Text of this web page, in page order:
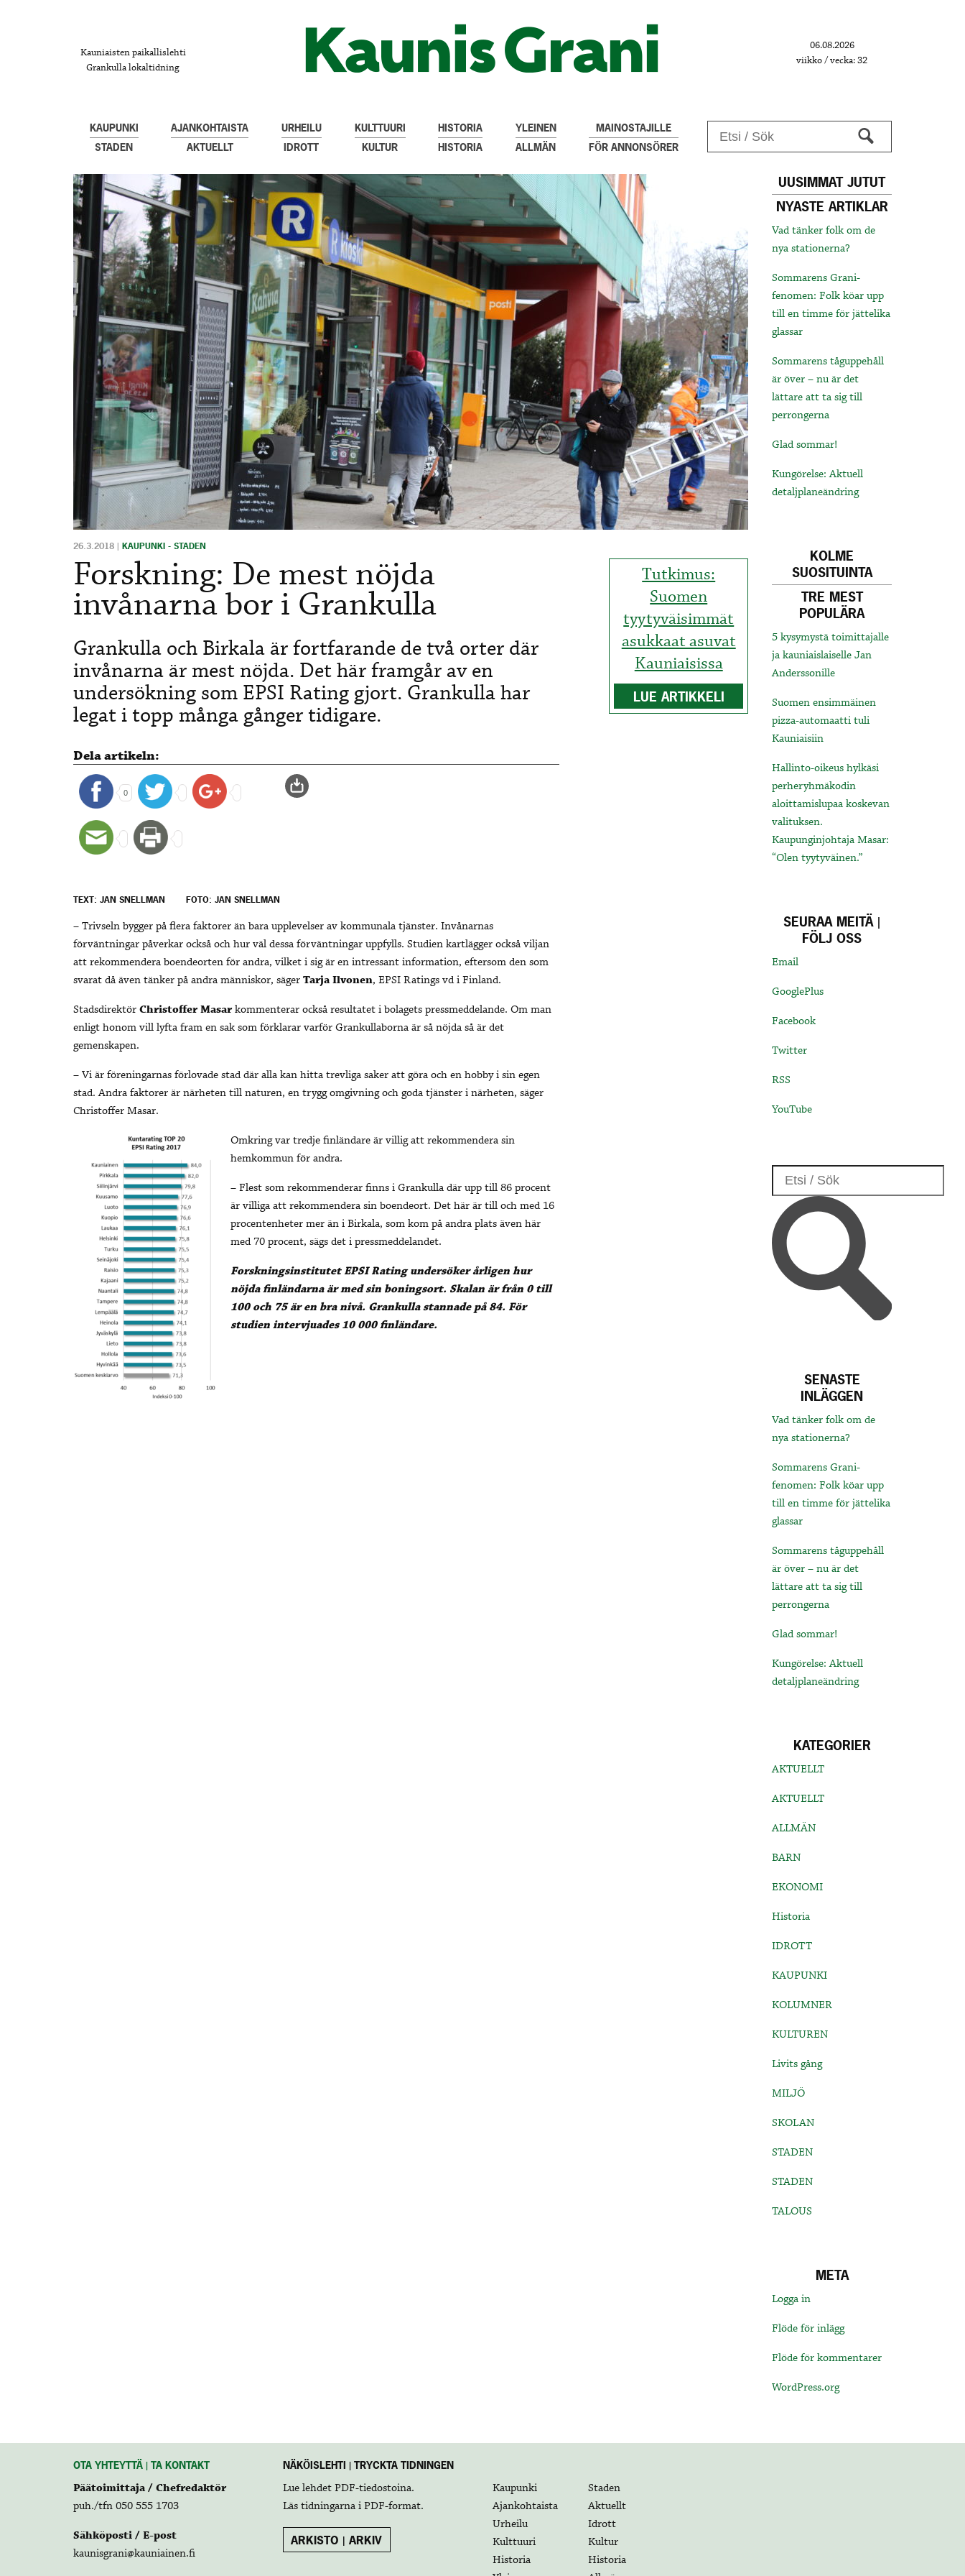
Kauniaisten paikallislehti
Grankulla lokaltidning
06.08.2026
viikko / vecka: 32
KAUPUNKI
STADEN
AJANKOHTAISTA
AKTUELLT
URHEILU
IDROTT
KULTTUURI
KULTUR
HISTORIA
HISTORIA
YLEINEN
ALLMÄN
MAINOSTAJILLE
FÖR ANNONSÖRER
Tutkimus:
Suomen
tyytyväisimmät
asukkaat asuvat
Kauniaisissa
LUE ARTIKKELI
26.3.2018 | KAUPUNKI - STADEN
Forskning: De mest nöjda
invånarna bor i Grankulla
Grankulla och Birkala är fortfarande de två orter där
invånarna är mest nöjda. Det här framgår av en
undersökning som EPSI Rating gjort. Grankulla har
legat i topp många gånger tidigare.
Dela artikeln:
0
TEXT: JAN SNELLMAN FOTO: JAN SNELLMAN
– Trivseln bygger på flera faktorer än bara upplevelser av kommunala tjänster. Invånarnas
förväntningar påverkar också och hur väl dessa förväntningar uppfylls. Studien kartlägger också viljan
att rekommendera boendeorten för andra, vilket i sig är en intressant information, eftersom den som
svarat då även tänker på andra människor, säger Tarja Ilvonen, EPSI Ratings vd i Finland.
Stadsdirektör Christoffer Masarkommenterar också resultatet i bolagets pressmeddelande. Om man
enligt honom vill lyfta fram en sak som förklarar varför Grankullaborna är så nöjda så är det
gemenskapen.
– Vi är föreningarnas förlovade stad där alla kan hitta trevliga saker att göra och en hobby i sin egen
stad. Andra faktorer är närheten till naturen, en trygg omgivning och goda tjänster i närheten, säger
Christoffer Masar.
Omkring var tredje finländare är villig att rekommendera sin
hemkommun för andra.
– Flest som rekommenderar finns i Grankulla där upp till 86 procent
är villiga att rekommendera sin boendeort. Det här är till och med 16
procentenheter mer än i Birkala, som kom på andra plats även här
med 70 procent, sägs det i pressmeddelandet.
Forskningsinstitutet EPSI Rating undersöker årligen hur
nöjda finländarna är med sin boningsort. Skalan är från 0 till
100 och 75 är en bra nivå. Grankulla stannade på 84. För
studien intervjuades 10 000 finländare.
UUSIMMAT JUTUT
NYASTE ARTIKLAR
Vad tänker folk om de
nya stationerna?
Sommarens Grani-
fenomen: Folk köar upp
till en timme för jättelika
glassar
Sommarens tåguppehåll
är över – nu är det
lättare att ta sig till
perrongerna
Glad sommar!
Kungörelse: Aktuell
detaljplaneändring
KOLME
SUOSITUINTA
TRE MEST
POPULÄRA
5 kysymystä toimittajalle
ja kauniaislaiselle Jan
Anderssonille
Suomen ensimmäinen
pizza-automaatti tuli
Kauniaisiin
Hallinto-oikeus hylkäsi
perheryhmäkodin
aloittamislupaa koskevan
valituksen.
Kaupunginjohtaja Masar:
“Olen tyytyväinen.”
SEURAA MEITÄ |
FÖLJ OSS
Email
GooglePlus
Facebook
Twitter
RSS
YouTube
SENASTE
INLÄGGEN
Vad tänker folk om de
nya stationerna?
Sommarens Grani-
fenomen: Folk köar upp
till en timme för jättelika
glassar
Sommarens tåguppehåll
är över – nu är det
lättare att ta sig till
perrongerna
Glad sommar!
Kungörelse: Aktuell
detaljplaneändring
KATEGORIER
AKTUELLT
AKTUELLT
ALLMÄN
BARN
EKONOMI
Historia
IDROTT
KAUPUNKI
KOLUMNER
KULTUREN
Livits gång
MILJÖ
SKOLAN
STADEN
STADEN
TALOUS
META
Logga in
Flöde för inlägg
Flöde för kommentarer
WordPress.org
OTA YHTEYTTÄ | TA KONTAKT
Päätoimittaja / Chefredaktör
puh./tfn 050 555 1703
Sähköposti / E-post
kaunisgrani@kauniainen.fi
NÄKÖISLEHTI | TRYCKTA TIDNINGEN
Lue lehdet PDF-tiedostoina.
Läs tidningarna i PDF-format.
ARKISTO | ARKIV
Kaupunki
Staden
Ajankohtaista
Aktuellt
Urheilu
Idrott
Kulttuuri
Kultur
Historia
Historia